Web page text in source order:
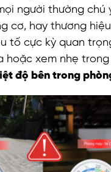
người thường chú
cơ, hay thương
tố cực kỳ quan
hoặc xem nhẹ
độ bên trong